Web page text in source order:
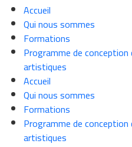
Accueil
Qui nous sommes
Formations
Programme de
artistiques
Accueil
Qui nous sommes
Formations
Programme de
artistiques